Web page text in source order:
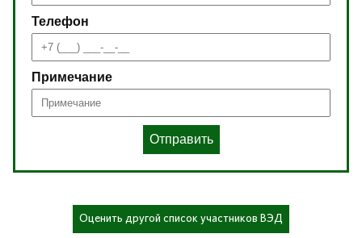
Телефон
Примечание
Отправить
Оценить другой список участников ВЭД